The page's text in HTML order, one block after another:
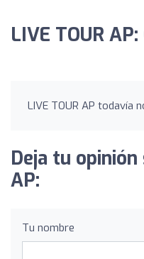
LIVE TOUR
LIVE TOUR AP todavía
Deja tu opinión
AP:
Tu nombre